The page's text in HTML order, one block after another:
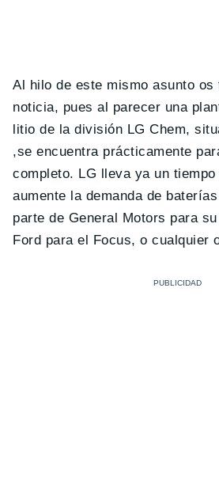
Al hilo de este mismo asunto os
noticia, pues al parecer una
litio de la división LG Chem,
,se encuentra prácticamente
completo. LG lleva ya un
aumente la demanda de
parte de General Motors para
Ford para el Focus, o cualquier